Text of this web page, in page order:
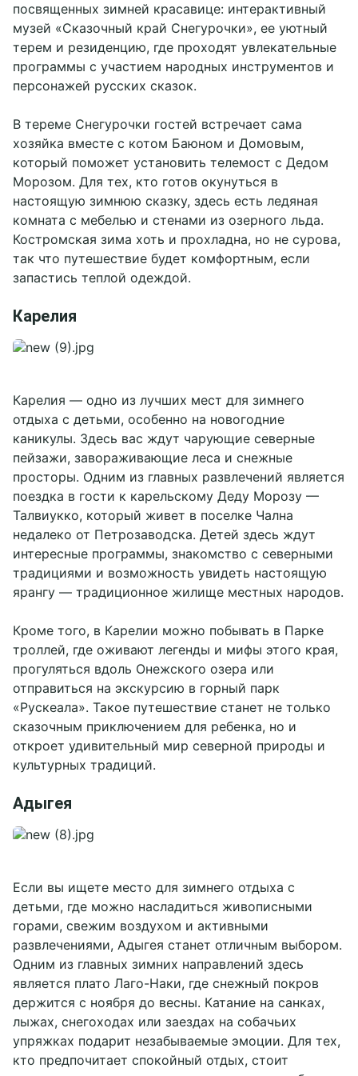
посвященных зимней красавице: интерактивный
музей «Сказочный край Снегурочки», ее уютный
терем и резиденцию, где проходят увлекательные
программы с участием народных инструментов и
персонажей русских сказок.
В тереме Снегурочки гостей встречает сама
хозяйка вместе с котом Баюном и Домовым,
который поможет установить телемост с Дедом
Морозом. Для тех, кто готов окунуться в
настоящую зимнюю сказку, здесь есть ледяная
комната с мебелью и стенами из озерного льда.
Костромская зима хоть и прохладна, но не сурова,
так что путешествие будет комфортным, если
запастись теплой одеждой.
Карелия
Карелия — одно из лучших мест для зимнего
отдыха с детьми, особенно на новогодние
каникулы. Здесь вас ждут чарующие северные
пейзажи, завораживающие леса и снежные
просторы. Одним из главных развлечений является
поездка в гости к карельскому Деду Морозу —
Талвиукко, который живет в поселке Чална
недалеко от Петрозаводска. Детей здесь ждут
интересные программы, знакомство с северными
традициями и возможность увидеть настоящую
ярангу — традиционное жилище местных народов.
Кроме того, в Карелии можно побывать в Парке
троллей, где оживают легенды и мифы этого края,
прогуляться вдоль Онежского озера или
отправиться на экскурсию в горный парк
«Рускеала». Такое путешествие станет не только
сказочным приключением для ребенка, но и
откроет удивительный мир северной природы и
культурных традиций.
Адыгея
Если вы ищете место для зимнего отдыха с
детьми, где можно насладиться живописными
горами, свежим воздухом и активными
развлечениями, Адыгея станет отличным выбором.
Одним из главных зимних направлений здесь
является плато Лаго-Наки, где снежный покров
держится с ноября до весны. Катание на санках,
лыжах, снегоходах или заездах на собачьих
упряжках подарит незабываемые эмоции. Для тех,
кто предпочитает спокойный отдых, стоит